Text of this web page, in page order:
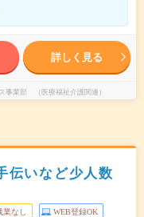
詳しく見る
事業部 （医療福祉介護関連）
伝いなど少人数
業なし WEB登録OK